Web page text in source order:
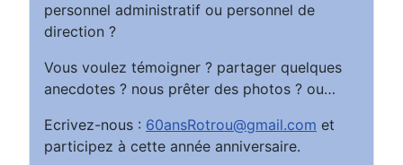
personnel administratif ou personnel de
direction ?
Vous voulez témoigner ? partager quelques
anecdotes ? nous prêter des photos ? ou…
Ecrivez-nous : 60ansRotrou@gmail.com et
participez à cette année anniversaire.